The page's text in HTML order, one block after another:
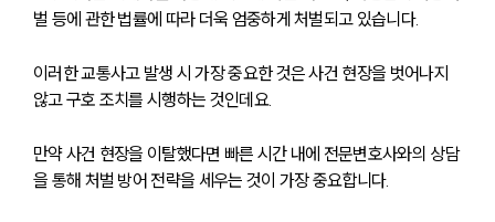
고객후기
업무분야
구성원 소개
벌 등에 관한 법률에 따라 더욱 엄중하게 처벌되고 있습니다.
이러한 교통사고 발생 시 가장 중요한 것은 사건 현장을 벗어나지
않고 구호 조치를 시행하는 것인데요.
만약 사건 현장을 이탈했다면 빠른 시간 내에 전문변호사와의 상담
을 통해 처벌 방어 전략을 세우는 것이 가장 중요합니다.